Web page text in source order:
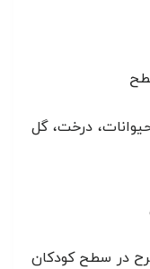
درخت، گل
سطح کودکان